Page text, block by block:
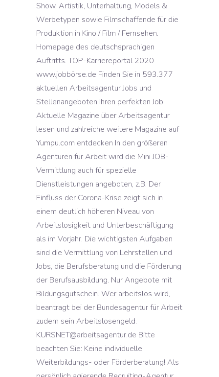
Show, Artistik, Unterhaltung, Models &
Werbetypen sowie Filmschaffende für die
Produktion in Kino / Film / Fernsehen.
Homepage des deutschsprachigen
Auftritts. TOP-Karriereportal 2020
www.jobbörse.de Finden Sie in 593.377
aktuellen Arbeitsagentur Jobs und
Stellenangeboten Ihren perfekten Job.
Aktuelle Magazine über Arbeitsagentur
lesen und zahlreiche weitere Magazine auf
Yumpu.com entdecken In den größeren
Agenturen für Arbeit wird die Mini JOB-
Vermittlung auch für spezielle
Dienstleistungen angeboten, z.B. Der
Einfluss der Corona-Krise zeigt sich in
einem deutlich höheren Niveau von
Arbeitslosigkeit und Unterbeschäftigung
als im Vorjahr. Die wichtigsten Aufgaben
sind die Vermittlung von Lehrstellen und
Jobs, die Berufsberatung und die Förderung
der Berufsausbildung. Nur Angebote mit
Bildungsgutschein. Wer arbeitslos wird,
beantragt bei der Bundesagentur für Arbeit
zudem sein Arbeitslosengeld.
KURSNET@arbeitsagentur.de Bitte
beachten Sie: Keine individuelle
Weiterbildungs- oder Förderberatung! Als